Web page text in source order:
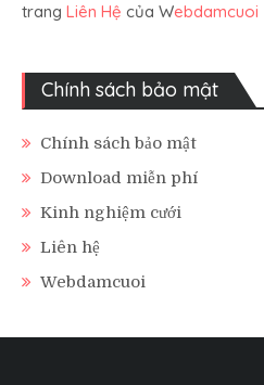
trang Liên Hệ của Webdamcuoi
Chính sách bảo mật
Chính sách bảo mật
Download miễn phí
Kinh nghiệm cưới
Liên hệ
Webdamcuoi